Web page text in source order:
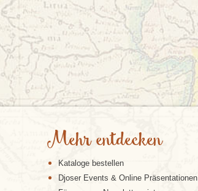
Mehr entdecken
Kataloge bestellen
Djoser Events & Online Präsentationen